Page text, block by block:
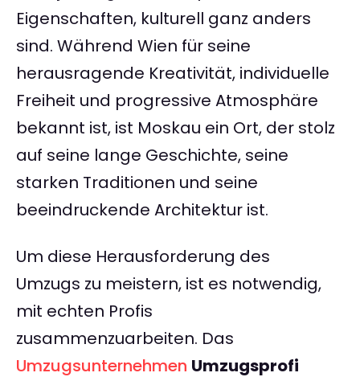
Eigenschaften, kulturell ganz anders
sind. Während Wien für seine
herausragende Kreativität, individuelle
Freiheit und progressive Atmosphäre
bekannt ist, ist Moskau ein Ort, der stolz
auf seine lange Geschichte, seine
starken Traditionen und seine
beeindruckende Architektur ist.
Um diese Herausforderung des
Umzugs zu meistern, ist es notwendig,
mit echten Profis
zusammenzuarbeiten. Das
Umzugsunternehmen Umzugsprofi